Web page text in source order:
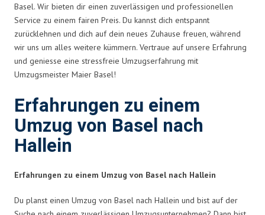
Basel. Wir bieten dir einen zuverlässigen und professionellen
Service zu einem fairen Preis. Du kannst dich entspannt
zurücklehnen und dich auf dein neues Zuhause freuen, während
wir uns um alles weitere kümmern. Vertraue auf unsere Erfahrung
und geniesse eine stressfreie Umzugserfahrung mit
Umzugsmeister Maier Basel!
Erfahrungen zu einem
Umzug von Basel nach
Hallein
Erfahrungen zu einem Umzug von Basel nach Hallein
Du planst einen Umzug von Basel nach Hallein und bist auf der